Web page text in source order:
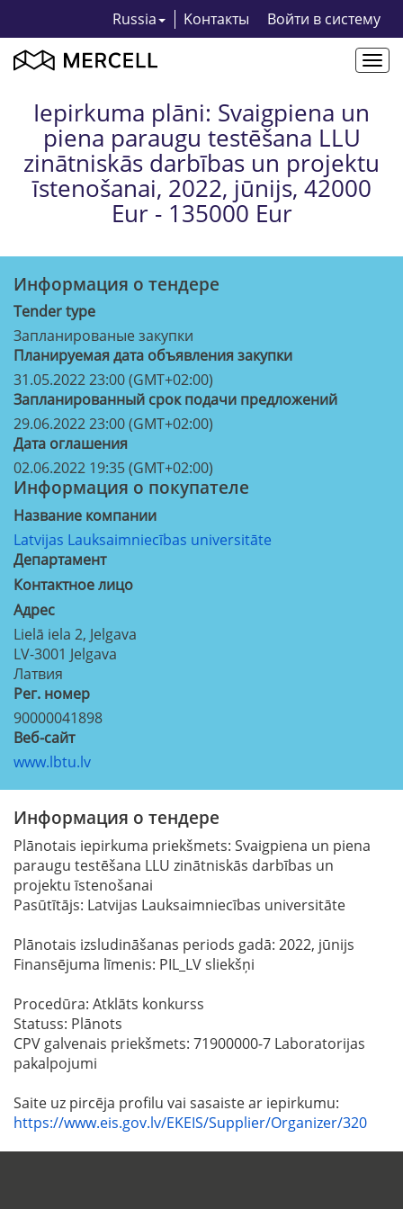
Russia Kонтакты Bойти в систему
Iepirkuma plāni: Svaigpiena un
piena paraugu testēšana LLU
zinātniskās darbības un projektu
īstenošanai, 2022, jūnijs, 42000
Eur - 135000 Eur
Информация о тендерe
Tender type
Запланированые закупки
Планируемая дата объявления закупки
31.05.2022 23:00 (GMT+02:00)
Запланированный срок подачи предложений
29.06.2022 23:00 (GMT+02:00)
Дата оглашения
02.06.2022 19:35 (GMT+02:00)
Информация о покупателе
Название компании
Latvijas Lauksaimniecības universitāte
Департамент
Контактное лицо
Aдрес
Lielā iela 2, Jelgava
LV-3001 Jelgava
Латвия
Рег. номер
90000041898
Веб-сайт
www.lbtu.lv
Информация о тендере
Plānotais iepirkuma priekšmets: Svaigpiena un piena
paraugu testēšana LLU zinātniskās darbības un
projektu īstenošanai
Pasūtītājs: Latvijas Lauksaimniecības universitāte
Plānotais izsludināšanas periods gadā: 2022, jūnijs
Finansējuma līmenis: PIL_LV sliekšņi
Procedūra: Atklāts konkurss
Statuss: Plānots
CPV galvenais priekšmets: 71900000-7 Laboratorijas
pakalpojumi
Saite uz pircēja profilu vai sasaiste ar iepirkumu:
https://www.eis.gov.lv/EKEIS/Supplier/Organizer/320